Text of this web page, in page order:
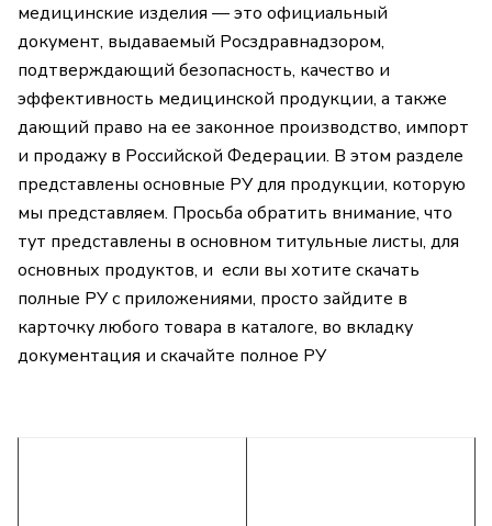
медицинские изделия — это официальный
документ, выдаваемый Росздравнадзором,
подтверждающий безопасность, качество и
эффективность медицинской продукции, а также
дающий право на ее законное производство, импорт
и продажу в Российской Федерации. В этом разделе
представлены основные РУ для продукции, которую
мы представляем. Просьба обратить внимание, что
тут представлены в основном титульные листы, для
основных продуктов, и если вы хотите скачать
полные РУ с приложениями, просто зайдите в
карточку любого товара в каталоге, во вкладку
документация и скачайте полное РУ